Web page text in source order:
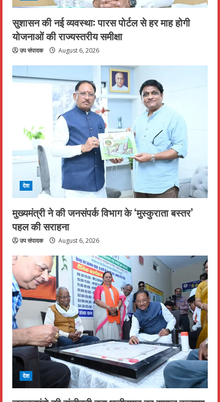
सुशासन की नई व्यवस्था: पारस पोर्टल से हर माह होगी
योजनाओं की राज्यस्तरीय समीक्षा
उप संपादक August 6, 2026
देश
मुख्यमंत्री ने की जनसंपर्क विभाग के ‘मुस्कुराता बस्तर’
पहल की सराहना
उप संपादक August 6, 2026
देश